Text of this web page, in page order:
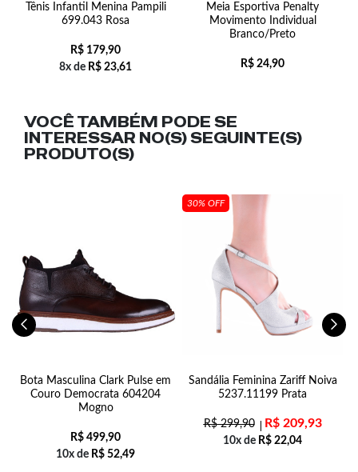
Tênis Infantil Menina Pampili
699.043 Rosa
R$ 179,90
8x de R$ 23,61
Meia Esportiva Penalty
Movimento Individual
Branco/Preto
R$ 24,90
VOCÊ TAMBÉM PODE SE
INTERESSAR NO(S) SEGUINTE(S)
PRODUTO(S)
Bota Masculina Clark Pulse em
Couro Democrata 604204
Mogno
R$ 499,90
10x de R$ 52,49
30% OFF
Sandália Feminina Zariff Noiva
5237.11199 Prata
R$299,90 R$209,93
10x de R$ 22,04